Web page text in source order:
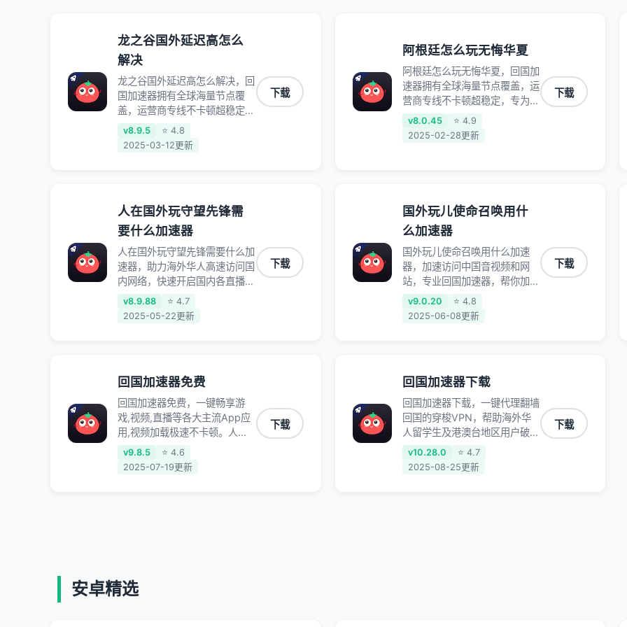
龙之谷国外延迟高怎么
解决
龙之谷国外延迟高怎么解决，回
国加速器拥有全球海量节点覆
盖，运营商专线不卡顿超稳定，
专为海外华人和留学生打造，帮
助海外华人免除地域限制，随时
v8.9.5
⭐ 4.8
2025-03-12更新
下载
阿根廷怎么玩无悔华夏
阿根廷怎么玩无悔华夏，回国加
速器拥有全球海量节点覆盖，运
营商专线不卡顿超稳定，专为海
外华人和留学生打造，帮助海外
华人免除地域限制，随时高速稳
v8.0.45
⭐ 4.9
2025-02-28更新
下载
人在国外玩守望先锋需
要什么加速器
人在国外玩守望先锋需要什么加
速器，助力海外华人高速访问国
内网络，快速开启国内各直播平
台,解决国内视频、音乐卡顿问
题；更能加速海量国服游戏，超
v8.9.88
⭐ 4.7
2025-05-22更新
下载
国外玩儿使命召唤用什
么加速器
国外玩儿使命召唤用什么加速
器，加速访问中国音视频和网
站，专业回国加速器，帮你加速
访问优酷、bilibili、腾讯视频、
爱奇艺等，加速国服游戏，例如
等国内各种服务,回国加速器致
力于帮助海外华人和留学生、港
澳台地区用户提供最好的回国游
戏和音乐视频加速服务，可以在
海外或港澳台地区流畅加速国服
游戏和音视频服务，提供专业稳
定的全球回国线路和游戏加速专
v9.0.20
⭐ 4.8
2025-06-08更新
下载
回国加速器免费
回国加速器免费，一键畅享游
戏,视频,直播等各大主流App应
用,视频加载极速不卡顿。人在
海外听歌,玩国服游戏 简单易
用。
v9.8.5
⭐ 4.6
2025-07-19更新
下载
回国加速器下载
回国加速器下载，一键代理翻墙
回国的穿梭VPN，帮助海外华
人留学生及港澳台地区用户破除
地区版权限制问题，一键降低游
戏延迟，加速访问中国网站、游
v10.28.0
⭐ 4.7
2025-08-25更新
下载
安卓精选